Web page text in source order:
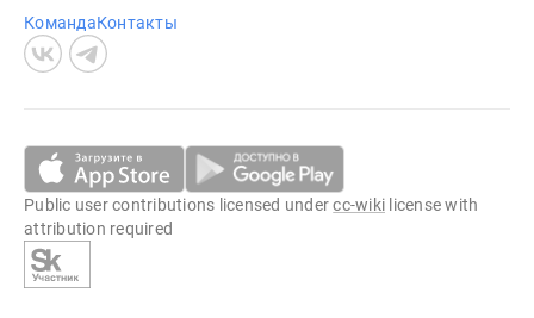
КомандаКонтакты
Public user contributions licensed undercc-wiki license with
attribution required